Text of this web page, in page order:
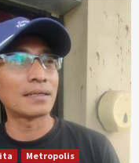
Metropolis